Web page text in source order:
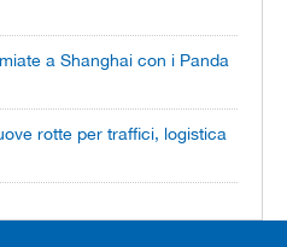
a Shanghai con i Panda
rotte per traffici, logistica